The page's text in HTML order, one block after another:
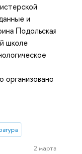
и
Подольская
школе
организовано
2 марта